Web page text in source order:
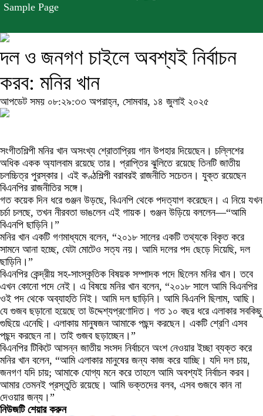
Sample Page
দল ও জনগণ চাইলে অবশ্যই নির্বাচন
করব: মনির খান
আপডেট সময় ০৮:২৯:৩৩ অপরাহ্ন, সোমবার, ১৪ জুলাই ২০২৫
সংগীতশিল্পী মনির খান অসংখ্য শ্রোতাপ্রিয় গান উপহার দিয়েছেন। চল্লিশের
অধিক একক অ্যালবাম রয়েছে তার। প্রাপ্তির ঝুলিতে রয়েছে তিনটি জাতীয়
চলচ্চিত্র পুরস্কার। এই কণ্ঠশিল্পী বরাবরই রাজনীতি সচেতন। যুক্ত রয়েছেন
বিএনপির রাজনীতির সঙ্গে।
গত কয়েক দিন ধরে গুঞ্জন উড়ছে, বিএনপি থেকে পদত্যাগ করেছেন। এ নিয়ে যখন
চর্চা চলছে, তখন নীরবতা ভাঙলেন এই গায়ক। গুঞ্জন উড়িয়ে বললেন—“আমি
বিএনপি ছাড়িনি।”
মনির খান একটি গণমাধ্যমে বলেন, “২০১৮ সালের একটি তথ্যকে বিকৃত করে
সামনে আনা হচ্ছে, যেটা মোটেও সত্য নয়। আমি দলের পদ ছেড়ে দিয়েছি, দল
ছাড়িনি।”
বিএনপির কেন্দ্রীয় সহ-সাংস্কৃতিক বিষয়ক সম্পাদক পদে ছিলেন মনির খান। তবে
এখন কোনো পদে নেই। এ বিষয়ে মনির খান বলেন, “২০১৮ সালে আমি বিএনপির
ওই পদ থেকে অব্যাহতি নিই। আমি দল ছাড়িনি। আমি বিএনপি ছিলাম, আছি।
যে গুজব ছড়ানো হয়েছে তা উদ্দেশ্যপ্রণোদিত। গত ১০ বছর ধরে এলাকার সবকিছু
গুছিয়ে এনেছি। এলাকায় মানুষজন আমাকে পছন্দ করছেন। একটি শ্রেণি এসব
পছন্দ করছেন না। তাই গুজব ছড়াচ্ছেন।”
বিএনপির টিকিটে আসন্ন জাতীয় সংসদ নির্বাচনে অংশ নেওয়ার ইচ্ছা ব্যক্ত করে
মনির খান বলেন, “আমি এলাকার মানুষের জন্য কাজ করে যাচ্ছি। যদি দল চায়,
জনগণ যদি চায়; আমাকে যোগ্য মনে করে তাহলে আমি অবশ্যই নির্বাচন করব।
আমার তেমনই প্রস্তুতি রয়েছে। আমি ভক্তদের বলব, এসব গুজবে কান না
দেওয়ার জন্য।”
নিউজটি শেয়ার করুন